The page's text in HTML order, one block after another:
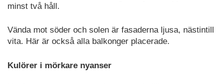
minst två håll.
Vända mot söder och solen är fasaderna ljusa, nästintill
vita. Här är också alla balkonger placerade.
Kulörer i mörkare nyanser